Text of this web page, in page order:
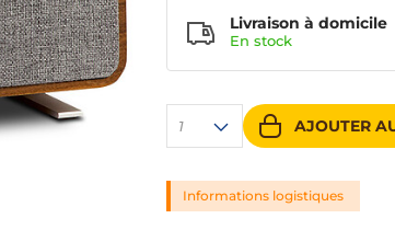
1 AJOUTER
Livraison à domicile
En stock
Informations logistiques